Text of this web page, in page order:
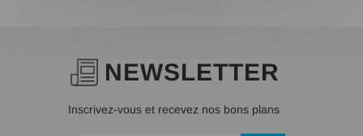
NEWSLETTER
Inscrivez-vous et recevez nos bons plans